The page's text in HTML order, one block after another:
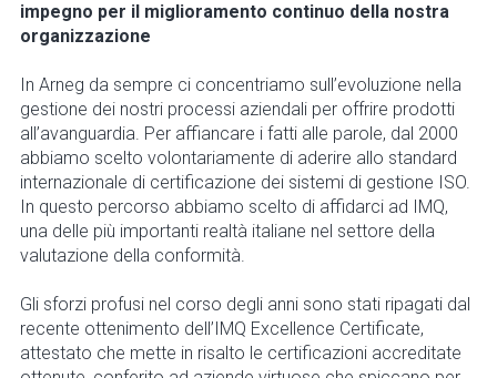
impegno per il miglioramento continuo della nostra
organizzazione
In Arneg da sempre ci concentriamo sull’evoluzione nella
gestione dei nostri processi aziendali per offrire prodotti
all’avanguardia. Per affiancare i fatti alle parole, dal 2000
abbiamo scelto volontariamente di aderire allo standard
internazionale di certificazione dei sistemi di gestione ISO.
In questo percorso abbiamo scelto di affidarci ad IMQ,
una delle più importanti realtà italiane nel settore della
valutazione della conformità.
Gli sforzi profusi nel corso degli anni sono stati ripagati dal
recente ottenimento dell’IMQ Excellence Certificate,
attestato che mette in risalto le certificazioni accreditate